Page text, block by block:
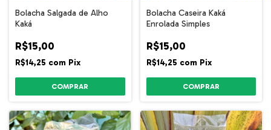
Bolacha Salgada de Alho
Kaká
R$15,00
R$14,25 com Pix
Bolacha Caseira Kaká
Enrolada Simples
R$15,00
R$14,25 com Pix